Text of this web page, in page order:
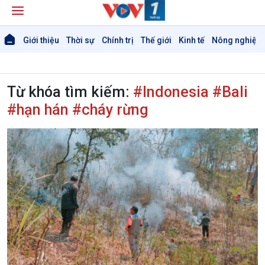
Giới thiệu Thời sự Chính trị Thế giới Kinh tế Nông nghiệp
Thời sự 6h
Thời sự 12h
Thời sự 18h
Thời sự 21h30
Bản tin
Chuyên mục
Theo dòng Thời sự
Chính trị
Thế giới
Từ khóa tìm kiếm: #Indonesia #Bali
#hạn hán #cháy rừng